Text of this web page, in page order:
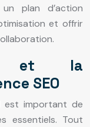
plan d’action
et offrir
et la
SEO
est important de
essentiels. Tout